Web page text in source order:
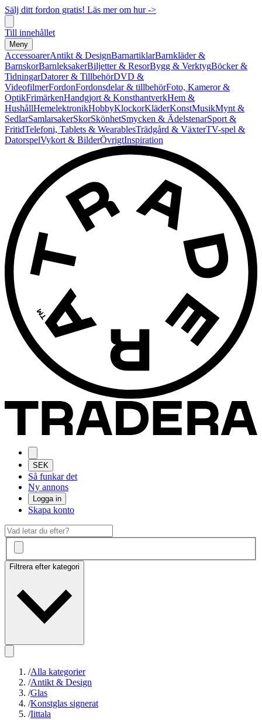
Sälj ditt fordon gratis! Läs mer om hur ->
Till innehållet
Meny
AccessoarerAntikt & DesignBarnartiklarBarnkläder &
BarnskorBarnleksakerBiljetter & ResorBygg & VerktygBöcker &
TidningarDatorer & TillbehörDVD &
VideofilmerFordonFordonsdelar & tillbehörFoto, Kameror &
OptikFrimärkenHandgjort & KonsthantverkHem &
HushållHemelektronikHobbyKlockorKläderKonstMusikMynt &
SedlarSamlarsakerSkorSkönhetSmycken & ÄdelstenarSport &
FritidTelefoni, Tablets & WearablesTrädgård & VäxterTV-spel &
DatorspelVykort & BilderÖvrigtInspiration
SEK
Så funkar det
Ny annons
Logga in
Skapa konto
Filtrera efter kategori
/Alla kategorier
/Antikt & Design
/Glas
/Konstglas signerat
/Iittala